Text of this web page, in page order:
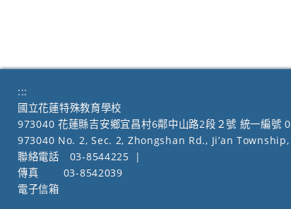
:::
國立花蓮特殊教育學校
973040 花蓮縣吉安鄉宜昌村6鄰中山路2段２號 統一編號
973040 No. 2, Sec. 2, Zhongshan Rd., Ji’an
聯絡電話
03-8544225
|
傳真
03-8542039
電子信箱